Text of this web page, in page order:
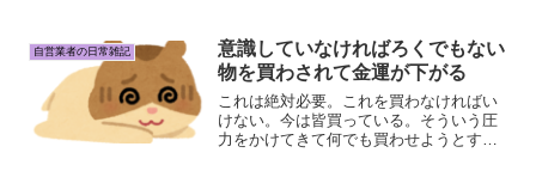
けでもなくそういう意味で...
自営業者の日常雑記
意識していなければろくでもない
物を買わされて金運が下がる
これは絶対必要。これを買わなければい
けない。今は皆買っている。そういう圧
力をかけてきて何でも買わせようとする